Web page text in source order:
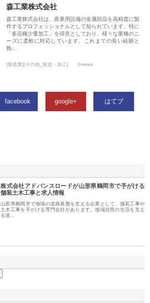
森工業株式会社
森工業株式会社は、産業用設備の金属部品を高精度に製
作するプロフェッショナルとして知られています。特に
「多品種少量加工」を得意としており、様々な業種のニ
ーズに柔軟に対応しています。これまでの長い経験と
熟…
[製造業][その他_製造・加工] 0views
facebook google+ はてブ
株式会社アドバンスロードが山形県鶴岡市で手がける
舗装土木工事と求人情報
山形県鶴岡市で地域の道路基盤を支える企業として、舗装工事や
土木工事を手がける専門会社があります。地域住民の生活を支え
る道…